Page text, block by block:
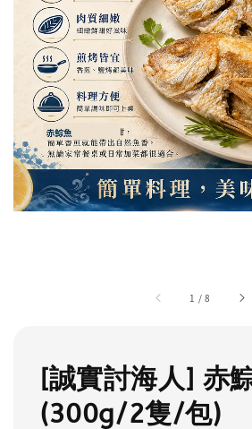
1 /8
[誠實討海人] 赤
(300g/2隻/包)